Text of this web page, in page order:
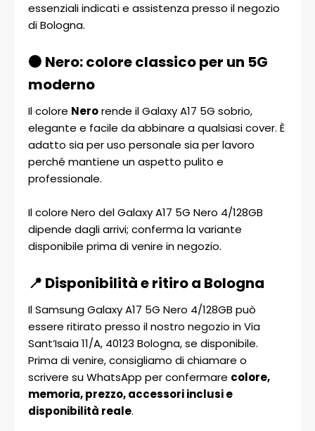
essenziali indicati e assistenza presso il negozio
di Bologna.
⚫ Nero: colore classico per un 5G
moderno
Il colore Nerorende il Galaxy A17 5G sobrio,
elegante e facile da abbinare a qualsiasi cover. È
adatto sia per uso personale sia per lavoro
perché mantiene un aspetto pulito e
professionale.
Il colore Nero del Galaxy A17 5G Nero 4/128GB
dipende dagli arrivi; conferma la variante
disponibile prima di venire in negozio.
📍 Disponibilità e ritiro a Bologna
Il Samsung Galaxy A17 5G Nero 4/128GB può
essere ritirato presso il nostro negozio in Via
Sant’Isaia 11/A, 40123 Bologna, se disponibile.
Prima di venire, consigliamo di chiamare o
scrivere su WhatsApp per confermare colore,
memoria, prezzo, accessori inclusi e
disponibilità reale.